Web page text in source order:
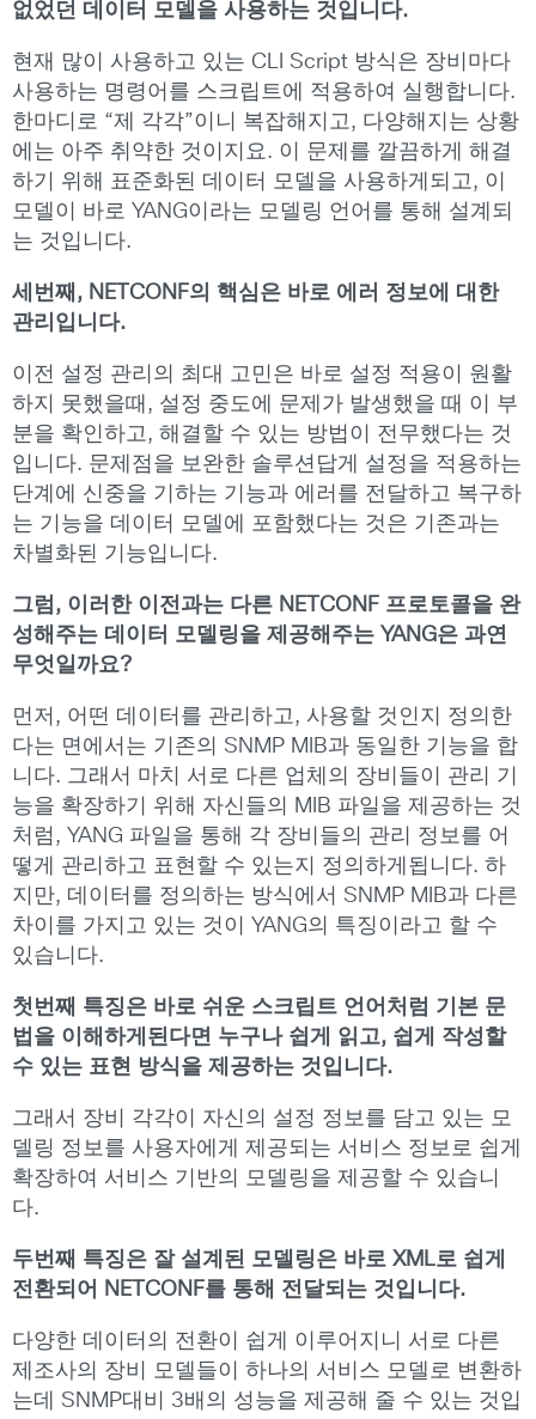
없었던 데이터 모델을 사용하는 것입니다.
현재 많이 사용하고 있는 CLI Script 방식은 장비마다
사용하는 명령어를 스크립트에 적용하여 실행합니다.
한마디로 “제 각각”이니 복잡해지고, 다양해지는 상황
에는 아주 취약한 것이지요. 이 문제를 깔끔하게 해결
하기 위해 표준화된 데이터 모델을 사용하게되고, 이
모델이 바로 YANG이라는 모델링 언어를 통해 설계되
는 것입니다.
세번째, NETCONF의 핵심은 바로 에러 정보에 대한
관리입니다.
이전 설정 관리의 최대 고민은 바로 설정 적용이 원활
하지 못했을때, 설정 중도에 문제가 발생했을 때 이 부
분을 확인하고, 해결할 수 있는 방법이 전무했다는 것
입니다. 문제점을 보완한 솔루션답게 설정을 적용하는
단계에 신중을 기하는 기능과 에러를 전달하고 복구하
는 기능을 데이터 모델에 포함했다는 것은 기존과는
차별화된 기능입니다.
그럼, 이러한 이전과는 다른 NETCONF 프로토콜을 완
성해주는 데이터 모델링을 제공해주는 YANG은 과연
무엇일까요?
먼저, 어떤 데이터를 관리하고, 사용할 것인지 정의한
다는 면에서는 기존의 SNMP MIB과 동일한 기능을 합
니다. 그래서 마치 서로 다른 업체의 장비들이 관리 기
능을 확장하기 위해 자신들의 MIB 파일을 제공하는 것
처럼, YANG 파일을 통해 각 장비들의 관리 정보를 어
떻게 관리하고 표현할 수 있는지 정의하게됩니다. 하
지만, 데이터를 정의하는 방식에서 SNMP MIB과 다른
차이를 가지고 있는 것이 YANG의 특징이라고 할 수
있습니다.
첫번째 특징은 바로 쉬운 스크립트 언어처럼 기본 문
법을 이해하게된다면 누구나 쉽게 읽고, 쉽게 작성할
수 있는 표현 방식을 제공하는 것입니다.
그래서 장비 각각이 자신의 설정 정보를 담고 있는 모
델링 정보를 사용자에게 제공되는 서비스 정보로 쉽게
확장하여 서비스 기반의 모델링을 제공할 수 있습니
다.
두번째 특징은 잘 설계된 모델링은 바로 XML로 쉽게
전환되어 NETCONF를 통해 전달되는 것입니다.
다양한 데이터의 전환이 쉽게 이루어지니 서로 다른
제조사의 장비 모델들이 하나의 서비스 모델로 변환하
는데 SNMP대비 3배의 성능을 제공해 줄 수 있는 것입